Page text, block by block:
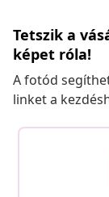
Tetszik a
képet róla!
A fotód
linket a